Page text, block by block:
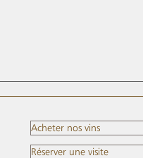
Acheter nos vins
Réserver une visite